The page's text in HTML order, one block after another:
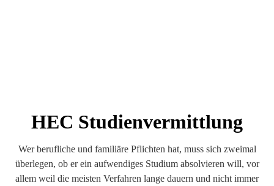
HEC Studienvermittlung
Wer berufliche und familiäre Pflichten hat, muss sich zweimal
überlegen, ob er ein aufwendiges Studium absolvieren will, vor
allem weil die meisten Verfahren lange dauern und nicht immer